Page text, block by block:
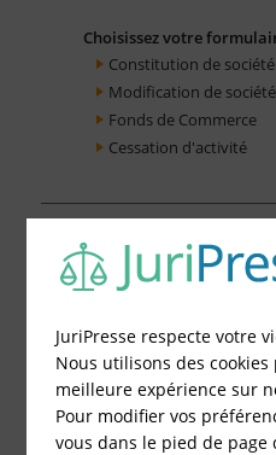
Choisissez votre
Constitution de société
Modification de société
Fonds de Commerce
Cessation d'activité
JuriPresse respecte votre
Nous utilisons des
meilleure expérience sur
Pour modifier vos
vous dans le pied de